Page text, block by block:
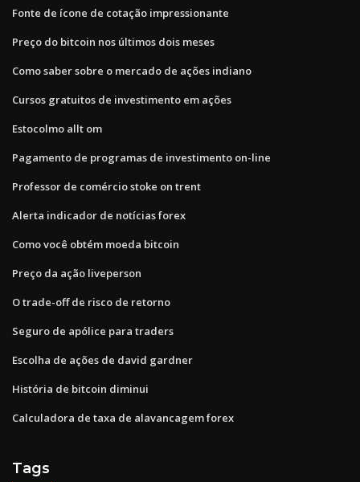
Fonte de ícone de cotação impressionante
Preço do bitcoin nos últimos dois meses
Como saber sobre o mercado de ações indiano
Cursos gratuitos de investimento em ações
Estocolmo allt om
Pagamento de programas de investimento on-line
Professor de comércio stoke on trent
Alerta indicador de notícias forex
Como você obtém moeda bitcoin
Preço da ação liveperson
O trade-off de risco de retorno
Seguro de apólice para traders
Escolha de ações de david gardner
História de bitcoin diminui
Calculadora de taxa de alavancagem forex
Tags